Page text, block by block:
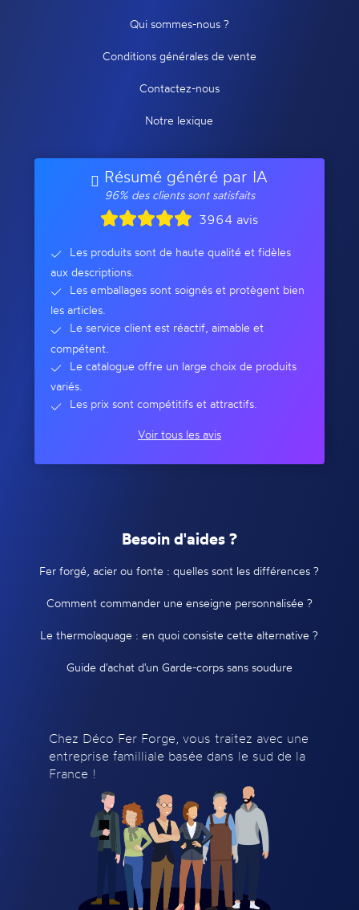
Qui sommes-nous ?
Conditions générales de vente
Contactez-nous
Notre lexique
Résumé généré par IA
96% des clients sont satisfaits
3964 avis
Les produits sont de haute qualité et fidèles
aux descriptions.
Les emballages sont soignés et protègent bien
les articles.
Le service client est réactif, aimable et
compétent.
Le catalogue offre un large choix de produits
variés.
Les prix sont compétitifs et attractifs.
Voir tous les avis
Besoin d'aides ?
Fer forgé, acier ou fonte : quelles sont les différences ?
Comment commander une enseigne personnalisée ?
Le thermolaquage : en quoi consiste cette alternative ?
Guide d'achat d'un Garde-corps sans soudure
Chez Déco Fer Forge, vous traitez avec une
entreprise familliale basée dans le sud de la
France !